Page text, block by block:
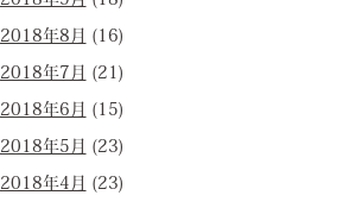
2018年8月 (16)
2018年7月 (21)
2018年6月 (15)
2018年5月 (23)
2018年4月 (23)